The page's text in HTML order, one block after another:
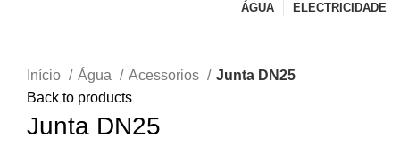
ÁGUA
ELECTRICIDADE
Início
Água Acessorios
Junta DN25
Back to products
Junta DN25